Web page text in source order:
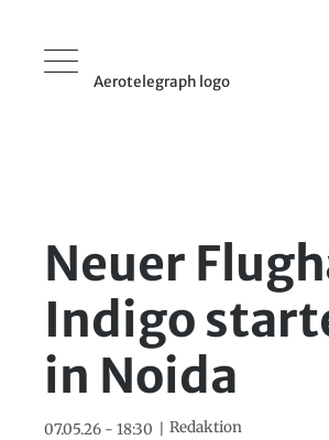
Aerotelegraph logo
Neuer
Indigo
in Noida
07.05.26 - 18:30 Redaktion